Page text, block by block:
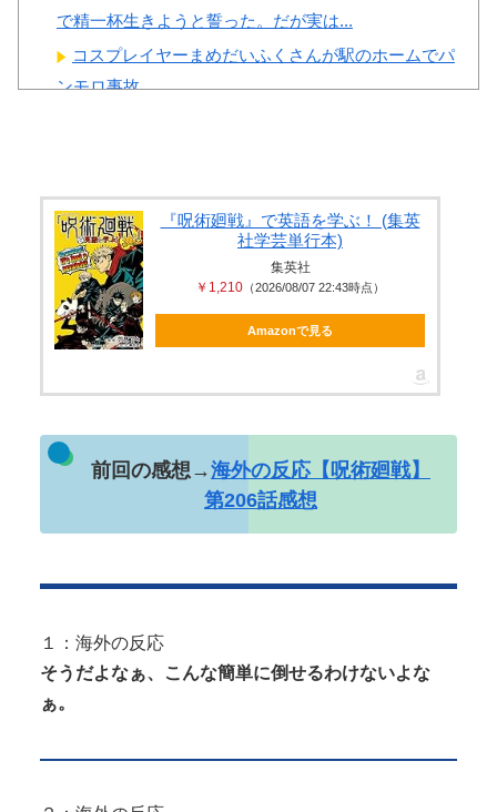
で精一杯生きようと誓った。だが実は...
コスプレイヤーまめだいふくさんが駅のホームでパ
ンモロ事故
【画像】 イケおじ(54)、JK10人とハメ撮り770本撮っ
て逮捕ｗｗｗｗｗｗｗ
『呪術廻戦』で英語を学ぶ！ (集英
社学芸単行本)
集英社
￥1,210 （2026/08/07 22:43時点）
Amazonで見る
前回の感想→海外の反応【呪術廻戦】
第206話感想
１：海外の反応
そうだよなぁ、こんな簡単に倒せるわけないよな
ぁ。